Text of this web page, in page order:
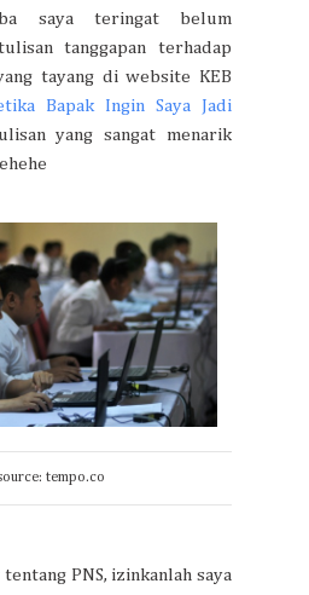
saya teringat belum
tanggapan terhadap
tayang di website KEB
Bapak Ingin Saya Jadi
yang sangat menarik
tempo.co
PNS, izinkanlah saya